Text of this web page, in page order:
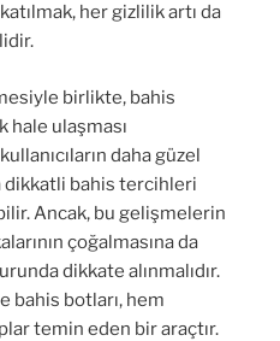
her gizlilik artı da
birlikte, bahis
hale ulaşması
daha güzel
dikkatli bahis tercihleri
Ancak, bu gelişmelerin
çoğalmasına da
dikkate alınmalıdır.
bahis botları, hem
temin eden bir araçtır.